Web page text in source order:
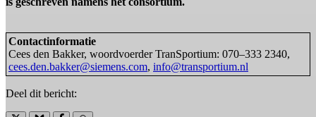
Contactinformatie
Cees den Bakker, woordvoerder TranSportium: 070–333 2340,
cees.den.bakker@siemens.com, info@transportium.nl
Deel dit bericht: